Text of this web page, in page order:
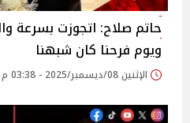
حاتم صلاح: اتجوزت بسرعة
ويوم فرحنا كان شبهنا
الإثنين 08/ديسمبر/2025 - 03:38 م